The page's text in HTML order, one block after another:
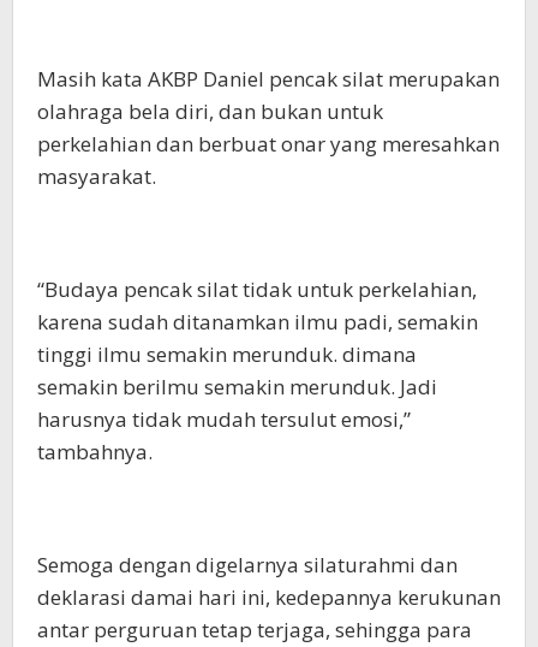
Masih kata AKBP Daniel pencak silat merupakan
olahraga bela diri, dan bukan untuk
perkelahian dan berbuat onar yang meresahkan
masyarakat.
“Budaya pencak silat tidak untuk perkelahian,
karena sudah ditanamkan ilmu padi, semakin
tinggi ilmu semakin merunduk. dimana
semakin berilmu semakin merunduk. Jadi
harusnya tidak mudah tersulut emosi,”
tambahnya.
Semoga dengan digelarnya silaturahmi dan
deklarasi damai hari ini, kedepannya kerukunan
antar perguruan tetap terjaga, sehingga para